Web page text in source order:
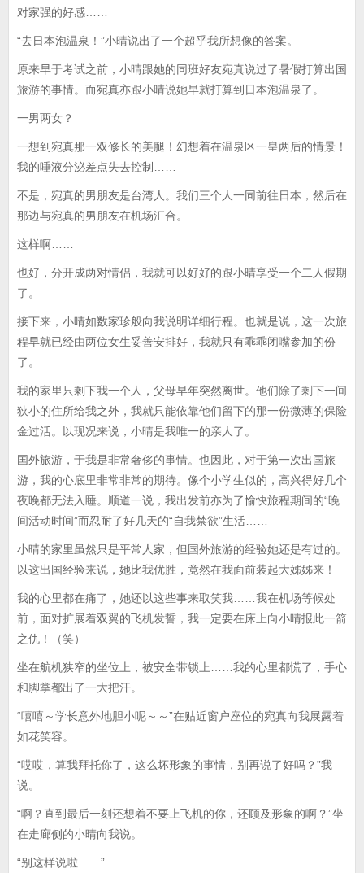
对家强的好感……
“去日本泡温泉！”小晴说出了一个超乎我所想像的答案。
原来早于考试之前，小晴跟她的同班好友宛真说过了暑假打算出国
旅游的事情。而宛真亦跟小晴说她早就打算到日本泡温泉了。
一男两女？
一想到宛真那一双修长的美腿！幻想着在温泉区一皇两后的情景！
我的唾液分泌差点失去控制……
不是，宛真的男朋友是台湾人。我们三个人一同前往日本，然后在
那边与宛真的男朋友在机场汇合。
这样啊……
也好，分开成两对情侣，我就可以好好的跟小晴享受一个二人假期
了。
接下来，小晴如数家珍般向我说明详细行程。也就是说，这一次旅
程早就已经由两位女生妥善安排好，我就只有乖乖闭嘴参加的份
了。
我的家里只剩下我一个人，父母早年突然离世。他们除了剩下一间
狭小的住所给我之外，我就只能依靠他们留下的那一份微薄的保险
金过活。以现况来说，小晴是我唯一的亲人了。
国外旅游，于我是非常奢侈的事情。也因此，对于第一次出国旅
游，我的心底里非常非常的期待。像个小学生似的，高兴得好几个
夜晚都无法入睡。顺道一说，我出发前亦为了愉快旅程期间的“晚
间活动时间”而忍耐了好几天的“自我禁欲”生活……
小晴的家里虽然只是平常人家，但国外旅游的经验她还是有过的。
以这出国经验来说，她比我优胜，竟然在我面前装起大姊姊来！
我的心里都在痛了，她还以这些事来取笑我……我在机场等候处
前，面对扩展着双翼的飞机发誓，我一定要在床上向小晴报此一箭
之仇！（笑）
坐在航机狭窄的坐位上，被安全带锁上……我的心里都慌了，手心
和脚掌都出了一大把汗。
“嘻嘻～学长意外地胆小呢～～”在贴近窗户座位的宛真向我展露着
如花笑容。
“哎哎，算我拜托你了，这么坏形象的事情，别再说了好吗？”我
说。
“啊？直到最后一刻还想着不要上飞机的你，还顾及形象的啊？”坐
在走廊侧的小晴向我说。
“别这样说啦……”